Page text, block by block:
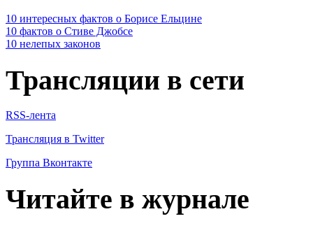
10 интересных фактов о Борисе Ельцине
10 фактов о Стиве Джобсе
10 нелепых законов
Трансляции в сети
RSS-лента
Трансляция в Twitter
Группа Вконтакте
Читайте в журнале